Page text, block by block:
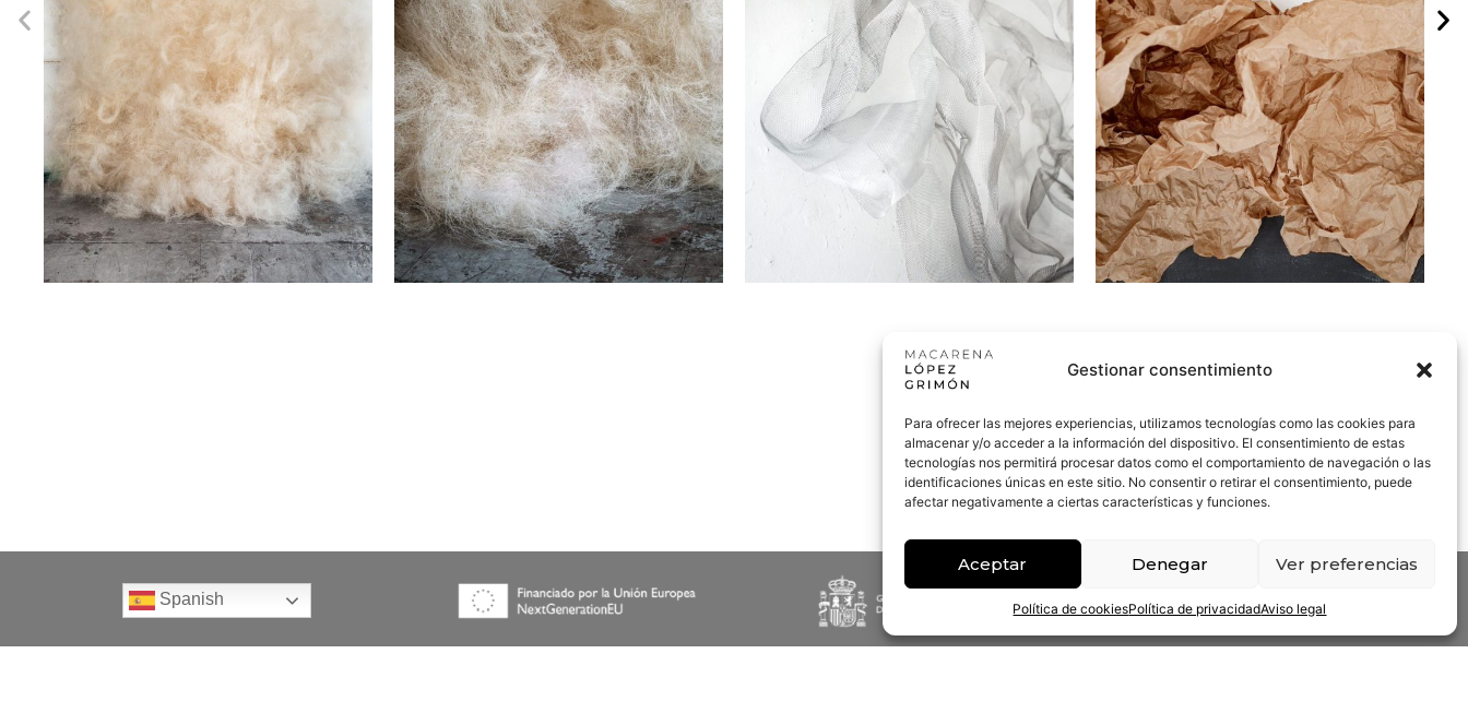
Gestionar consentimiento
Para ofrecer las mejores experiencias, utilizamos tecnologías como las cookies para
almacenar y/o acceder a la información del dispositivo. El consentimiento de estas
tecnologías nos permitirá procesar datos como el comportamiento de navegación o las
identificaciones únicas en este sitio. No consentir o retirar el consentimiento, puede
afectar negativamente a ciertas características y funciones.
Aceptar Denegar Ver preferencias
Política de cookiesPolítica de privacidadAviso legal
Spanish